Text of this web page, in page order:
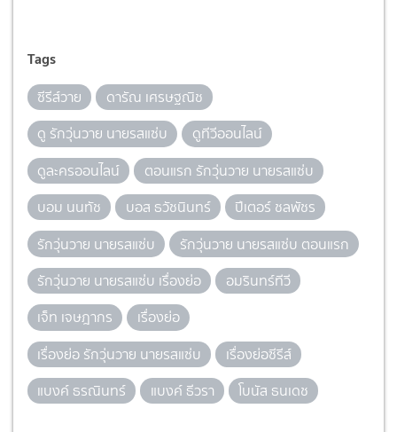
Tags
ซีรีส์วาย
ดารัณ เศรษฐณิช
ดู รักวุ่นวาย นายรสแซ่บ
ดูทีวีออนไลน์
ดูละครออนไลน์
ตอนแรก รักวุ่นวาย นายรสแซ่บ
บอม นนทัช
บอส ธวัชนินทร์
ปีเตอร์ ชลพัชร
รักวุ่นวาย นายรสแซ่บ
รักวุ่นวาย นายรสแซ่บ ตอนแรก
รักวุ่นวาย นายรสแซ่บ เรื่องย่อ
อมรินทร์ทีวี
เจ็ท เจษฎากร
เรื่องย่อ
เรื่องย่อ รักวุ่นวาย นายรสแซ่บ
เรื่องย่อซีรีส์
แบงค์ ธรณินทร์
แบงค์ ธีวรา โบนัส ธนเดช